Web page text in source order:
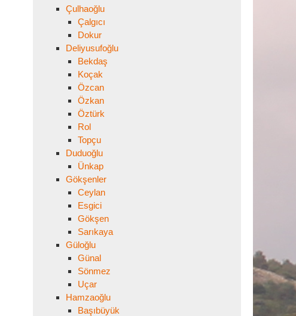
Çulhaoğlu
Çalgıcı
Dokur
Deliyusufoğlu
Bekdaş
Koçak
Özcan
Özkan
Öztürk
Rol
Topçu
Duduoğlu
Ünkap
Gökşenler
Ceylan
Esgici
Gökşen
Sarıkaya
Güloğlu
Günal
Sönmez
Uçar
Hamzaoğlu
Başıbüyük